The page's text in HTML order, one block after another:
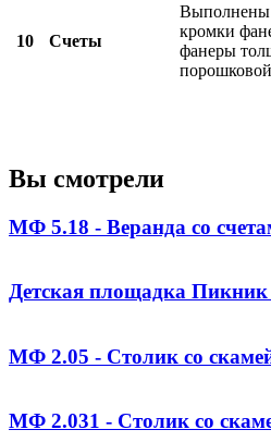
10 Счеты
Выполнены
кромки
фанеры
Вы смотрели
МФ 5.18 - Веранда со
Детская площадка
МФ 2.05 - Столик со
МФ 2.031 - Столик со